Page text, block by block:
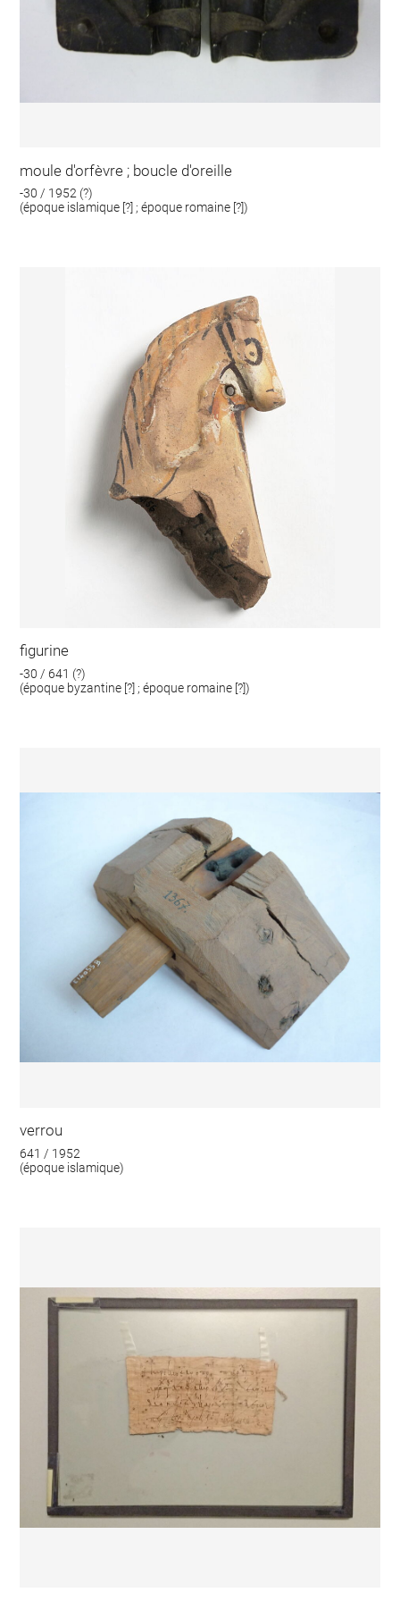
moule d'orfèvre ; boucle d'oreille
-30 / 1952 (?)
(époque islamique [?] ; époque romaine [?])
figurine
-30 / 641 (?)
(époque byzantine [?] ; époque romaine [?])
verrou
641 / 1952
(époque islamique)